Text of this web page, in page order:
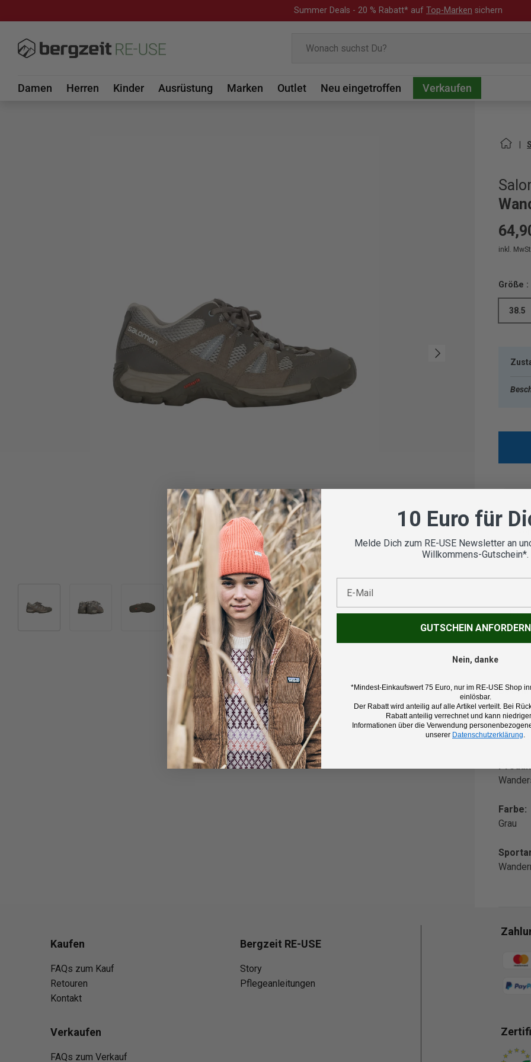
Summer Deals - 20 % Rabatt* auf Top-Marken sichern
Damen Herren Kinder Ausrüstung Marken Outlet Neu eingetroffen Verkaufen
Nächste
Bild 2 in Galerieansicht laden
Bild 3 in Galerieansicht laden
inkl.
Größe :
38.5
Marke:
Salomon
Farbe:
Grau
Kaufen
FAQs zum Kauf
Retouren
Kontakt
Bergzeit RE-USE
Story
Pflegeanleitungen
Verkaufen
FAQs zum Verkauf
10 Euro für
Melde Dich zum RE-USE Newsletter an
Willkommens-Gutschein*.
GUTSCHEIN ANFORDERN
Nein, danke
*Mindest-Einkaufswert 75 Euro, nur im RE-USE Shop
einlösbar.
Der Rabatt wird anteilig auf alle Artikel verteilt. Bei
Rabatt anteilig verrechnet und kann
Informationen über die Verwendung
unserer Datenschutzerklärung.